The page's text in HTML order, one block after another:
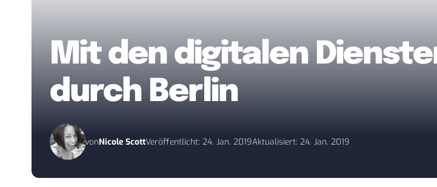
Mit den digitalen
durch Berlin
vonNicole ScottVeröffentlicht: 24. Jan. 2019Aktualisiert: 24. Jan. 2019